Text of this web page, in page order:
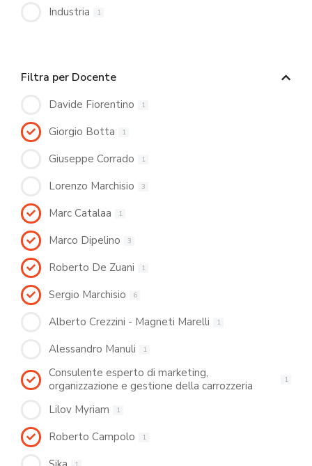
Industria 1
Filtra per Docente
Davide Fiorentino 1
Giorgio Botta 1
Giuseppe Corrado 1
Lorenzo Marchisio 3
Marc Catalaa 1
Marco Dipelino 3
Roberto De Zuani 1
Sergio Marchisio 6
Alberto Crezzini - Magneti Marelli 1
Alessandro Manuli 1
Consulente esperto di marketing,
organizzazione e gestione della carrozzeria
1
Lilov Myriam 1
Roberto Campolo 1